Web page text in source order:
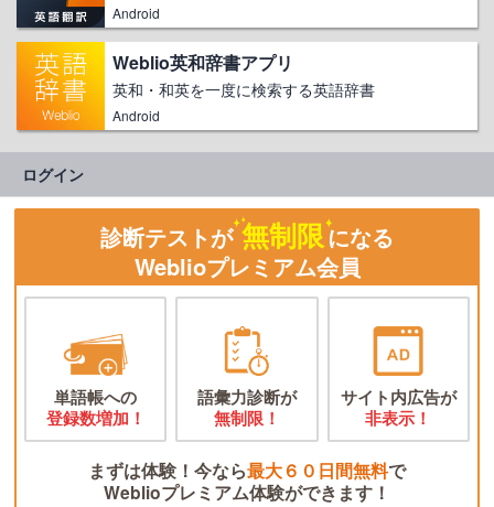
Android
Weblio英和辞書アプリ
英和・和英を一度に検索する英語辞書
Android
ログイン
診断テストが 無制限になる
Weblioプレミアム会員
単語帳への
登録数増加！
語彙力診断が
無制限！
サイト内広告が
非表示！
まずは体験！今なら最大６０日間無料で
Weblioプレミアム体験ができます！